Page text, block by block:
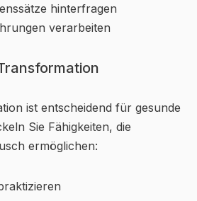
hinterfragen
verarbeiten
ist entscheidend für gesunde
Sie Fähigkeiten, die
ermöglichen: